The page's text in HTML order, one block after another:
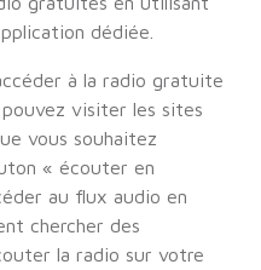
dédiée.
à la radio gratuite
pouvez visiter les sites
vous souhaitez
« écouter en
au flux audio en
chercher des
la radio sur votre